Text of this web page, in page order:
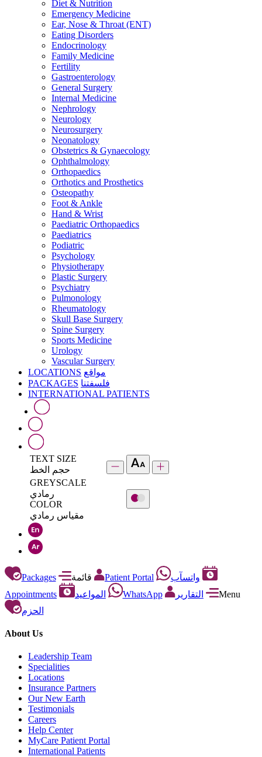
Diet & Nutrition
Emergency Medicine
Ear, Nose & Throat (ENT)
Eating Disorders
Endocrinology
Family Medicine
Fertility
Gastroenterology
General Surgery
Internal Medicine
Nephrology
Neurology
Neurosurgery
Neonatology
Obstetrics & Gynaecology
Ophthalmology
Orthopaedics
Orthotics and Prosthetics
Osteopathy
Foot & Ankle
Hand & Wrist
Paediatric Orthopaedics
Paediatrics
Podiatric
Psychology
Physiotherapy
Plastic Surgery
Psychiatry
Pulmonology
Rheumatology
Skull Base Surgery
Spine Surgery
Sports Medicine
Urology
Vascular Surgery
LOCATIONS مواقع
PACKAGES فلسفتنا
INTERNATIONAL PATIENTS
TEXT SIZE
حجم الخط
GREYSCALE
رمادي
COLOR
مقياس رمادي
Packages Patient Portal
واتسآب
Appointments
المواعيد WhatsApp التقارير
Menu
الحزم
About Us
Leadership Team
Specialities
Locations
Insurance Partners
Our New Earth
Testimonials
Careers
Help Center
MyCare Patient Portal
International Patients